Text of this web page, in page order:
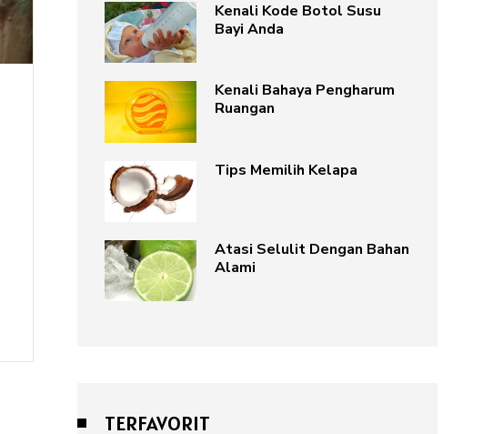
Kenali Kode Botol Susu
Bayi Anda
Kenali Bahaya Pengharum
Ruangan
Tips Memilih Kelapa
Atasi Selulit Dengan Bahan
Alami
TERFAVORIT